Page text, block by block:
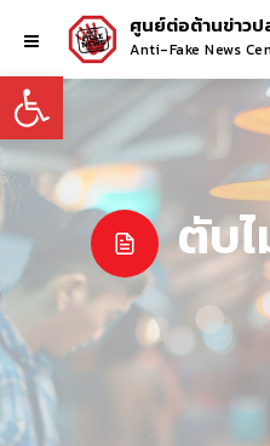
Open toolbar
ศูนย์ต่อต้านข่าวป
Anti-Fake News
ตับ